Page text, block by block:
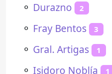
⚬ Durazno 2
⚬ Fray Bentos 3
⚬ Gral. Artigas 1
⚬ Isidoro Noblía 1